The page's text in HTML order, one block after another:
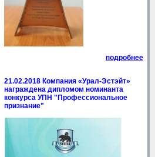
подробнее
21.02.2018 Компания «Урал-Эстэйт»
награждена дипломом номинанта
конкурса УПН "Профессиональное
признание"